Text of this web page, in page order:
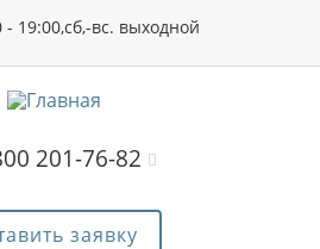
- 19:00,сб,-вс. выходной
201-76-82
заявку